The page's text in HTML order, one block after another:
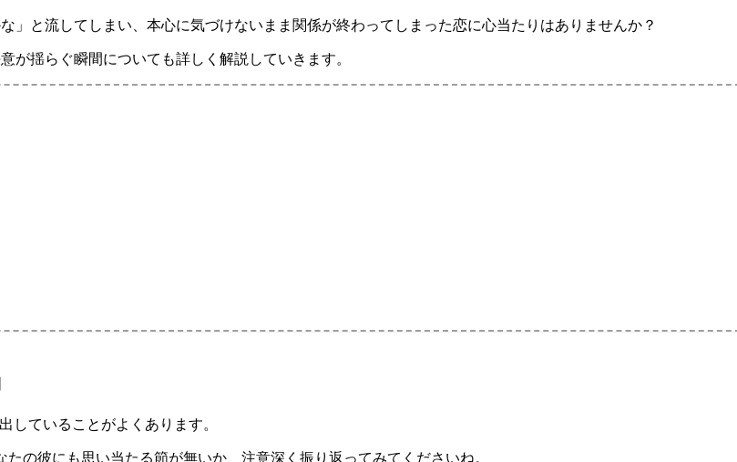
と流してしまい、本心に気づけないまま関係が終わってしまった恋に心当たりはありませんか？
が揺らぐ瞬間についても詳しく解説していきます。
していることがよくあります。
の彼にも思い当たる節が無いか、注意深く振り返ってみてくださいね。